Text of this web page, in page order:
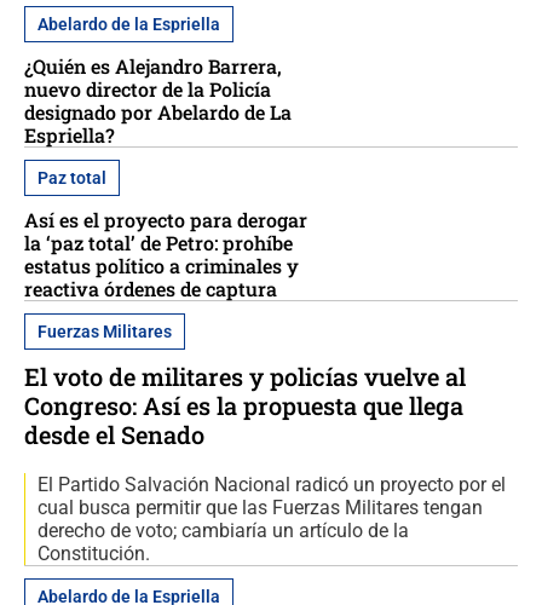
Abelardo de la Espriella
¿Quién es Alejandro Barrera,
nuevo director de la Policía
designado por Abelardo de La
Espriella?
Paz total
Así es el proyecto para derogar
la ‘paz total’ de Petro: prohíbe
estatus político a criminales y
reactiva órdenes de captura
Fuerzas Militares
El voto de militares y policías vuelve al
Congreso: Así es la propuesta que llega
desde el Senado
El Partido Salvación Nacional radicó un proyecto por el
cual busca permitir que las Fuerzas Militares tengan
derecho de voto; cambiaría un artículo de la
Constitución.
Abelardo de la Espriella